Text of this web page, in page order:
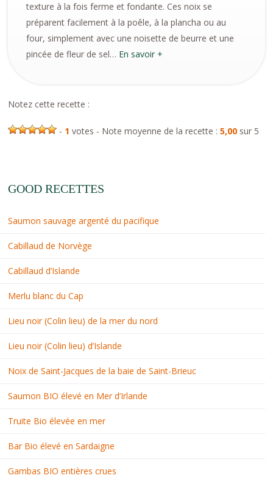
texture à la fois ferme et fondante. Ces noix se
préparent facilement à la poêle, à la plancha ou au
four, simplement avec une noisette de beurre et une
pincée de fleur de sel… En savoir +
Notez cette recette :
- 1 votes - Note moyenne de la recette :5,00 sur 5
GOOD RECETTES
Saumon sauvage argenté du pacifique
Cabillaud de Norvège
Cabillaud d’Islande
Merlu blanc du Cap
Lieu noir (Colin lieu) de la mer du nord
Lieu noir (Colin lieu) d’Islande
Noix de Saint-Jacques de la baie de Saint-Brieuc
Saumon BIO élevé en Mer d’Irlande
Truite Bio élevée en mer
Bar Bio élevé en Sardaigne
Gambas BIO entières crues